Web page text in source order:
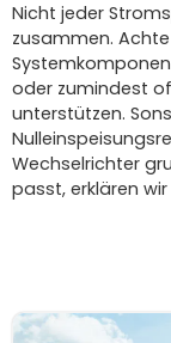
Nicht jeder
zusammen.
oder zumindest
unterstützen.
Wechselrichter
passt, erklären